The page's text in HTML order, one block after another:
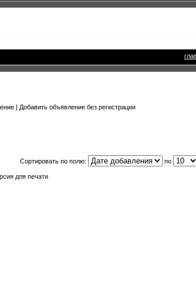
| Добавить объявление без регистрации
Сортировать по полю: по
для печати